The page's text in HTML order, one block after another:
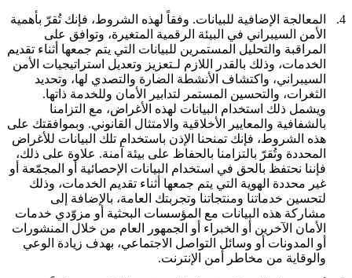
4. المعالجة الإضافية للبيانات. وفقاً لهذه الشروط، فإنك تُقرّ بأهمية
الأمن السيبراني في البيئة الرقمية المتغيرة، وتوافق على
المراقبة والتحليل المستمرين للبيانات التي يتم جمعها أثناء تقديم
الخدمات، وذلك بالقدر اللازم لـتعزيز وتعديل استراتيجيات الأمن
السيبراني، واكتشاف الأنشطة الضارة والتصدي لها، وتحديد
الثغرات، والتحسين المستمر لتدابير الأمان وللخدمة ذاتها.
ويشمل ذلك استخدام البيانات لهذه الأغراض، مع التزامنا
بالشفافية والمعايير الأخلاقية والامتثال القانوني. وبموافقتك على
هذه الشروط، فإنك تمنحنا الإذن باستخدام تلك البيانات للأغراض
المحددة وتُقرّ بالتزامنا بالحفاظ على بيئة آمنة. علاوة على ذلك،
فإننا نحتفظ بالحق في استخدام البيانات الإحصائية أو المجمّعة أو
غير محددة الهوية التي يتم جمعها أثناء تقديم الخدمات، وذلك
لتحسين خدماتنا ومنتجاتنا وتجربتك العامة، بالإضافة إلى
مشاركة هذه البيانات مع المؤسسات البحثية أو مزوّدي خدمات
الأمان الآخرين أو الخبراء أو الجمهور العام من خلال المنشورات
أو المدونات أو وسائل التواصل الاجتماعي، بهدف زيادة الوعي
والوقاية من مخاطر أمن الإنترنت.